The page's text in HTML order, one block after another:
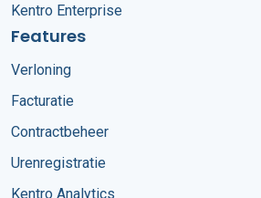
Kentro Enterprise
Features
Verloning
Facturatie
Contractbeheer
Urenregistratie
Kentro Analytics